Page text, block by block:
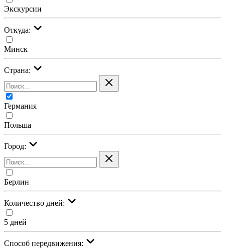
Экскурсии
Откуда:
Минск
Страна:
Германия
Польша
Город:
Берлин
Количество дней:
5 дней
Cпособ передвижения: